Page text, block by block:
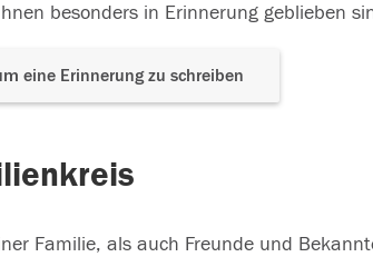
besonders in Erinnerung geblieben
eine Erinnerung zu schreiben
Familie, als auch Freunde und